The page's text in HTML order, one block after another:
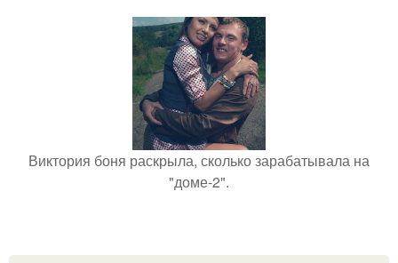
Виктория боня раскрыла, сколько зарабатывала на
"доме-2".